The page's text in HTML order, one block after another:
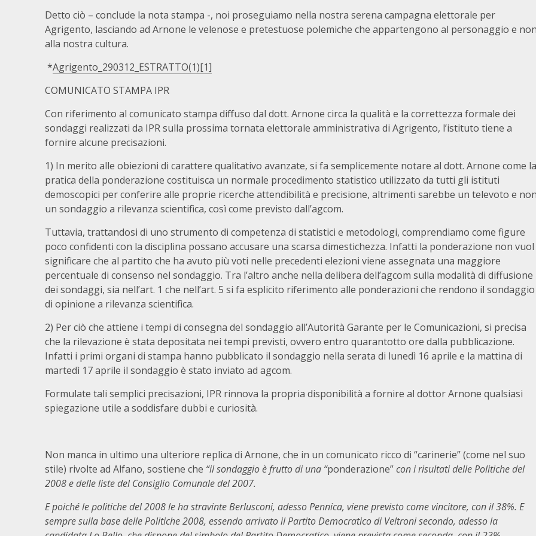
Detto ciò – conclude la nota stampa -, noi proseguiamo nella nostra serena campagna elettorale per
Agrigento, lasciando ad Arnone le velenose e pretestuose polemiche che appartengono al personaggio e non
alla nostra cultura.
*Agrigento_290312_ESTRATTO(1)[1]
COMUNICATO STAMPA IPR
Con riferimento al comunicato stampa diffuso dal dott. Arnone circa la qualità e la correttezza formale dei
sondaggi realizzati da IPR sulla prossima tornata elettorale amministrativa di Agrigento, l’istituto tiene a
fornire alcune precisazioni.
1) In merito alle obiezioni di carattere qualitativo avanzate, si fa semplicemente notare al dott. Arnone come la
pratica della ponderazione costituisca un normale procedimento statistico utilizzato da tutti gli istituti
demoscopici per conferire alle proprie ricerche attendibilità e precisione, altrimenti sarebbe un televoto e non
un sondaggio a rilevanza scientifica, così come previsto dall’agcom.
Tuttavia, trattandosi di uno strumento di competenza di statistici e metodologi, comprendiamo come figure
poco confidenti con la disciplina possano accusare una scarsa dimestichezza. Infatti la ponderazione non vuol
significare che al partito che ha avuto più voti nelle precedenti elezioni viene assegnata una maggiore
percentuale di consenso nel sondaggio. Tra l’altro anche nella delibera dell’agcom sulla modalità di diffusione
dei sondaggi, sia nell’art. 1 che nell’art. 5 si fa esplicito riferimento alle ponderazioni che rendono il sondaggio
di opinione a rilevanza scientifica.
2) Per ciò che attiene i tempi di consegna del sondaggio all’Autorità Garante per le Comunicazioni, si precisa
che la rilevazione è stata depositata nei tempi previsti, ovvero entro quarantotto ore dalla pubblicazione.
Infatti i primi organi di stampa hanno pubblicato il sondaggio nella serata di lunedì 16 aprile e la mattina di
martedì 17 aprile il sondaggio è stato inviato ad agcom.
Formulate tali semplici precisazioni, IPR rinnova la propria disponibilità a fornire al dottor Arnone qualsiasi
spiegazione utile a soddisfare dubbi e curiosità.
Non manca in ultimo una ulteriore replica di Arnone, che in un comunicato ricco di “carinerie” (come nel suo
stile) rivolte ad Alfano, sostiene che “il sondaggio è frutto di una “ponderazione”con i risultati delle Politiche del
2008 e delle liste del Consiglio Comunale del 2007.
E poiché le politiche del 2008 le ha stravinte Berlusconi, adesso Pennica, viene previsto come vincitore, con il 38%. E
sempre sulla base delle Politiche 2008, essendo arrivato il Partito Democratico di Veltroni secondo, adesso la